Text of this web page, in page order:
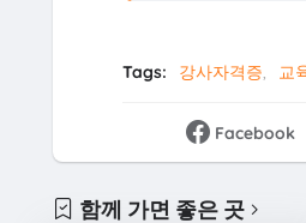
Tags: 강사자격증 교
Facebook
함께 가면 좋은 곳